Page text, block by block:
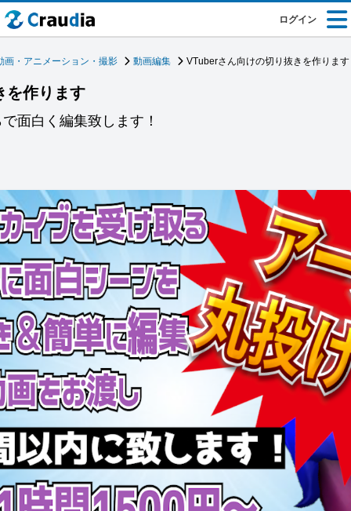
ログイン
画・アニメーション・撮影 動画編集 VTuberさん向けの切り抜きを作ります
を作ります
面白く編集致します！